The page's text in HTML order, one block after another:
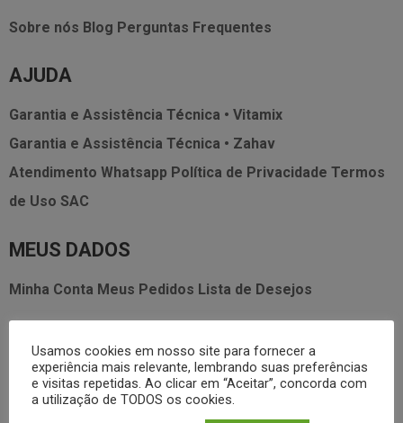
Sobre nós Blog Perguntas Frequentes
AJUDA
Garantia e Assistência Técnica • Vitamix
Garantia e Assistência Técnica • Zahav
Atendimento Whatsapp Política de Privacidade Termos
de Uso SAC
MEUS DADOS
Minha Conta Meus Pedidos Lista de Desejos
3338.2628
foodservice@dayhome.com.br
Atendimento Whatsapp
Usamos cookies em nosso site para fornecer a
experiência mais relevante, lembrando suas preferências
e visitas repetidas. Ao clicar em “Aceitar”, concorda com
a utilização de TODOS os cookies.